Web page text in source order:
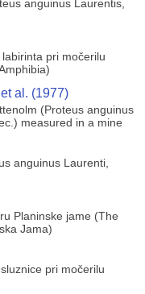
anguinus Laurentis,
pri močerilu
al. (1977)
(Proteus anguinus
measured in a mine
anguinus Laurenti,
Planinske jame (The
Jama)
pri močerilu